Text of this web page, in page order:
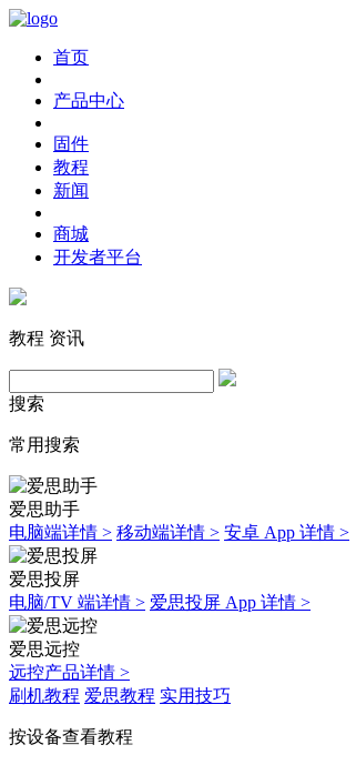
首页
产品中心
固件
教程
新闻
商城
开发者平台
教程 资讯
搜索
常用搜索
爱思助手
电脑端详情 > 移动端详情 > 安卓 App 详情 >
爱思投屏
电脑/TV 端详情 > 爱思投屏 App 详情 >
爱思远控
远控产品详情 >
刷机教程 爱思教程 实用技巧
按设备查看教程